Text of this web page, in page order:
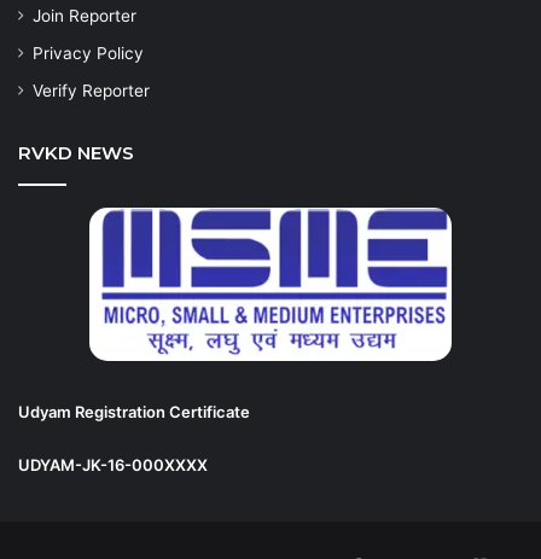
Join Reporter
Privacy Policy
Verify Reporter
RVKD NEWS
Udyam Registration Certificate
UDYAM-JK-16-000XXXX